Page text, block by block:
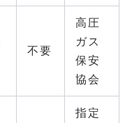
不要
高圧
ガス
保安
協会
指定